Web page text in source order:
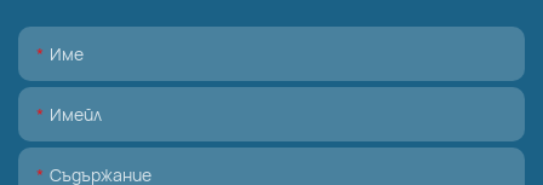
Име
Имейл
Съдържание